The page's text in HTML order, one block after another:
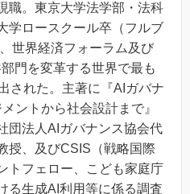
職。東京大学法学部・法科
学ロースクール卒（フルブ
世界経済フォーラム及び
門を変革する世界で最も
された。主著に『AIガバナ
ントから社会設計まで』
団法人AIガバナンス協会代
授、及びCSIS（戦略国際
トフェロー、こども家庭庁
る生成AI利用等に係る調査